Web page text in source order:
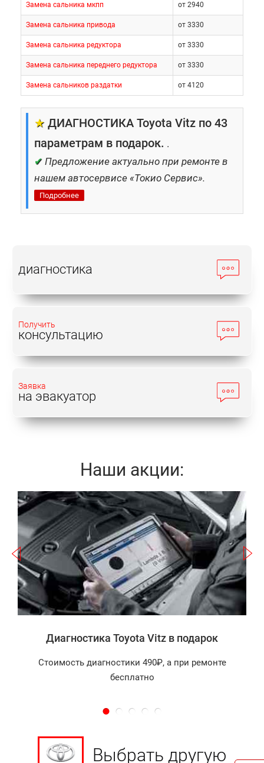
Замена сальника мкпп от 2940
Замена сальника привода от 3330
Замена сальника редуктора от 3330
Замена сальника переднего редуктора от 3330
Замена сальников раздатки от 4120
★ ДИАГНОСТИКА Toyota Vitz по 43
параметрам в подарок. .
✔ Предложение актуально при ремонте в
нашем автосервисе «Токио Сервис».
Подробнее
диагностика
Получить
консультацию
Заявка
на эвакуатор
Наши акции:
Записаться
Диагностика Toyota Vitz в подарок
Стоимость диагностики 490₽, а при ремонте
бесплатно
Выбрать другую